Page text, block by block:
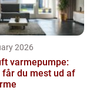
2026
varmepumpe:
får du mest ud af